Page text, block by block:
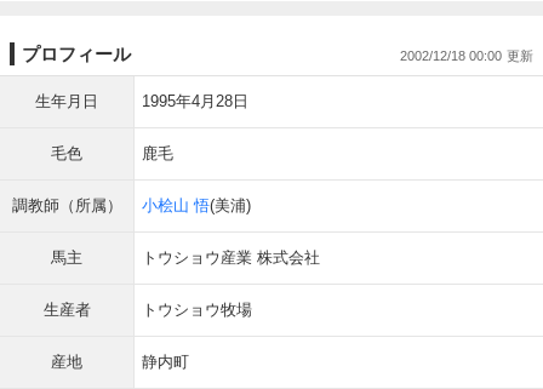
プロフィール 2002/12/18 00:00
生年月日 1995年4月28日
毛色 鹿毛
調教師（所属） 小桧山 悟(美浦)
馬主 トウショウ産業 株式会社
生産者 トウショウ牧場
産地 静内町